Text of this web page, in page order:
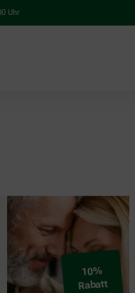
Uhr
10%
Rabatt